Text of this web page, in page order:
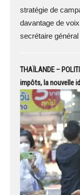
stratégie de
davantage de
secrétaire général
THAÏLANDE –
impôts, la nouvelle